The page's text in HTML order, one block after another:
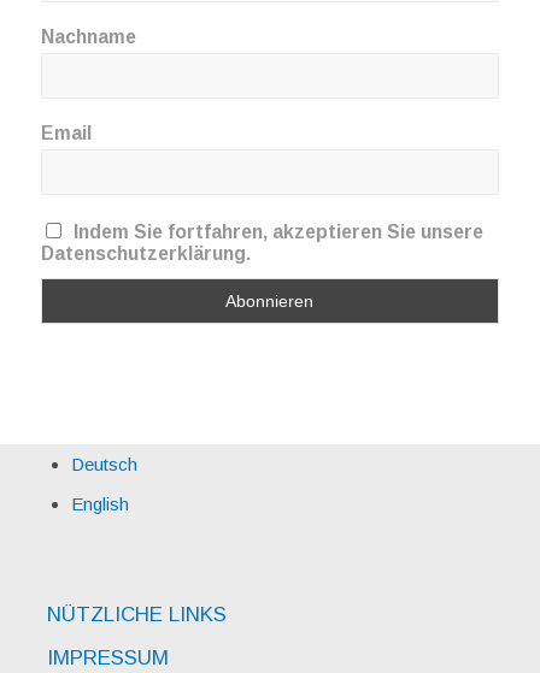
Nachname
Email
Indem Sie fortfahren, akzeptieren Sie unsere
Datenschutzerklärung.
Deutsch
English
NÜTZLICHE LINKS
IMPRESSUM